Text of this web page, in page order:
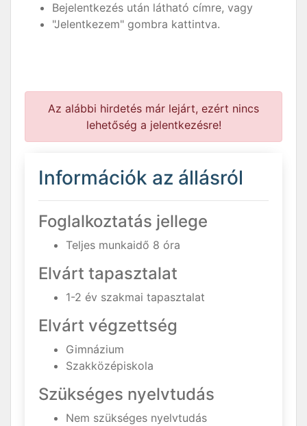
Bejelentkezés után látható címre, vagy
"Jelentkezem" gombra kattintva.
Az alábbi hirdetés már lejárt, ezért nincs
lehetőség a jelentkezésre!
Információk az állásról
Foglalkoztatás jellege
Teljes munkaidő 8 óra
Elvárt tapasztalat
1-2 év szakmai tapasztalat
Elvárt végzettség
Gimnázium
Szakközépiskola
Szükséges nyelvtudás
Nem szükséges nyelvtudás